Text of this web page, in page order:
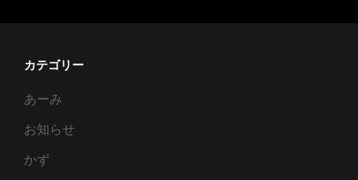
カテゴリー
あーみ
お知らせ
かず